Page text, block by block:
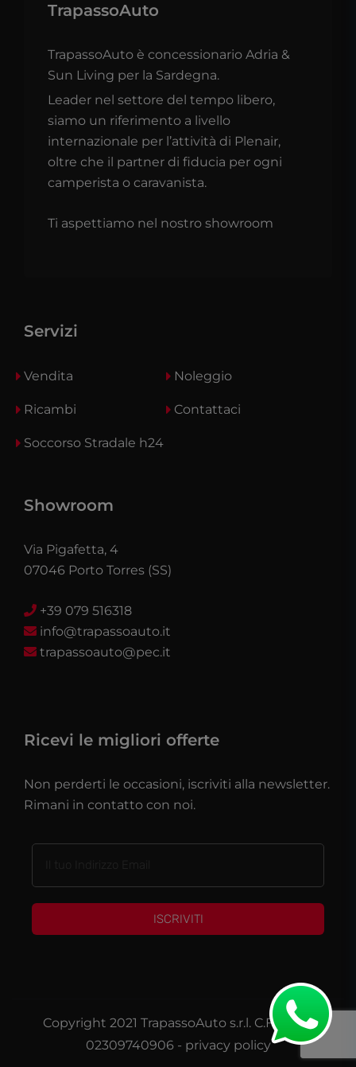
TrapassoAuto
TrapassoAuto è concessionario Adria &
Sun Living per la Sardegna.
Leader nel settore del tempo libero,
siamo un riferimento a livello
internazionale per l’attività di Plenair,
oltre che il partner di fiducia per ogni
camperista o caravanista.
Ti aspettiamo nel nostro showroom
Servizi
Vendita Noleggio
Ricambi Contattaci
Soccorso Stradale h24
Showroom
Via Pigafetta, 4
07046 Porto Torres (SS)
+39 079 516318
info@trapassoauto.it
trapassoauto@pec.it
Ricevi le migliori offerte
Non perderti le occasioni, iscriviti alla newsletter.
Rimani in contatto con noi.
ISCRIVITI
Copyright 2021 TrapassoAuto s.r.l. C.F./P.IVA
02309740906 - privacy policy